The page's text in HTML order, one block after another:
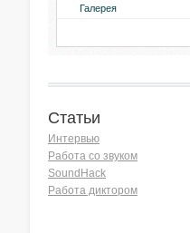
Галерея
Статьи
Интервью
Работа со звуком
SoundHack
Работа диктором